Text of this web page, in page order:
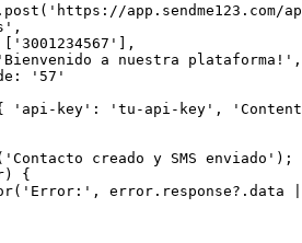
. post ( ' https://app.sendme123.com/
' ,
[ ' 3001234567 ' ] ,
' Bienvenido a nuestra plataforma! ' ,
' 57 '
' api-key ' : ' tu-api-key ' , '
' Contacto creado y SMS enviado ' ) ;
)
{
( ' Error: ' , error . response?. data